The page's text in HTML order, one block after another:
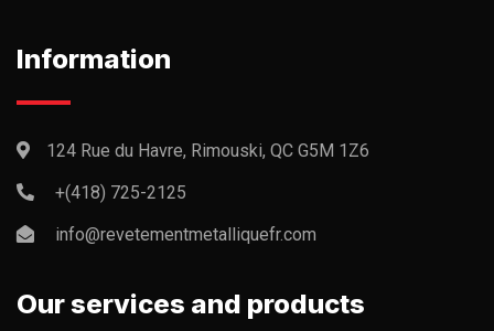
Information
124 Rue du Havre, Rimouski, QC G5M 1Z6
+(418) 725-2125
info@revetementmetalliquefr.com
Our services and products